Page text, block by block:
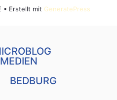
• Erstellt mit GeneratePress
MEDIEN
BEDBURG